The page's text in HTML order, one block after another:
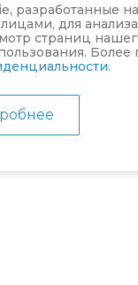
разработанные
для
страниц
.